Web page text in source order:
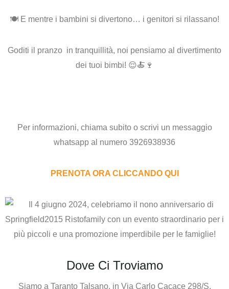
🍽️ E mentre i bambini si divertono… i genitori si rilassano!
Goditi il pranzo in tranquillità, noi pensiamo al divertimento
dei tuoi bimbi! 😌🍝🍷
Per informazioni, chiama subito o scrivi un messaggio
whatsapp al numero 3926938936
PRENOTA ORA CLICCANDO QUI
Dove Ci Troviamo
Siamo a Taranto Talsano, in Via Carlo Cacace 298/S.